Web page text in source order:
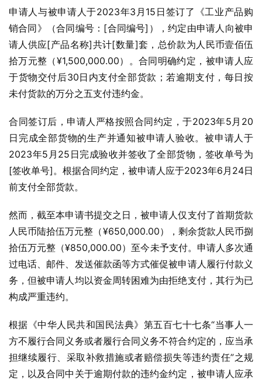
申请人与被申请人于2023年3月15日签订了《工业产品购
销合同》（合同编号：[合同编号]），约定由申请人向被申
请人供应[产品名称]共计[数量]套，总价款为人民币壹佰伍
拾万元整（¥1,500,000.00）。合同明确约定，被申请人应
于货物交付后30日内支付全部货款；若逾期支付，每日按
未付货款的万分之五支付违约金。
合同签订后，申请人严格按照合同约定，于2023年5月20
日完成全部货物的生产并通知被申请人验收。被申请人于
2023年5月25日完成验收并签收了全部货物，签收单号为
[签收单号]。根据合同约定，被申请人应于2023年6月24日
前支付全部货款。
然而，截至本申请书提交之日，被申请人仅支付了首期货款
人民币陆拾伍万元整（¥650,000.00），剩余货款人民币捌
拾伍万元整（¥850,000.00）至今未予支付。申请人多次通
过电话、邮件、发送催款函等方式催促被申请人履行付款义
务，但被申请人均以资金周转困难为由拒绝支付，其行为已
构成严重违约。
根据《中华人民共和国民法典》第五百七十七条“当事人一
方不履行合同义务或者履行合同义务不符合约定的，应当承
担继续履行、采取补救措施或者赔偿损失等违约责任”之规
定，以及合同中关于逾期付款的违约金约定，被申请人应承